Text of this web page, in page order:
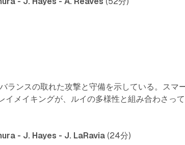
ランスの取れた攻撃と守備を示している。スマ
イメイキングが、ルイの多様性と組み合わさっ
- J. Hayes - J. LaRavia (24分)